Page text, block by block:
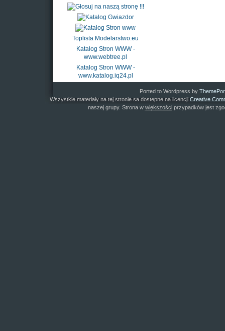
Toplista Modelarstwo.eu
Katalog Stron WWW -
www.webtree.pl
Katalog Stron WWW -
www.katalog.iq24.pl
Ported to Wordpress by
Wszystkie materiały na tej stronie sa dostepne na licencji Creative
naszej grupy. Strona w większościprzypadków jest